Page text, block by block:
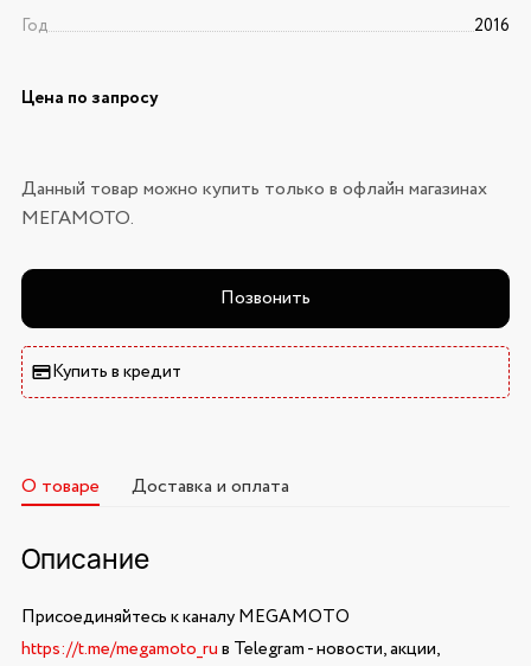
Год
2016
Цена по запросу
Данный товар можно купить только в офлайн магазинах
МЕГАМОТО.
Позвонить
Купить в кредит
О товаре Доставка и оплата
Описание
Присоединяйтесь к каналу MEGAMOTO
https://t.me/megamoto_ruв Telegram - новости, акции,